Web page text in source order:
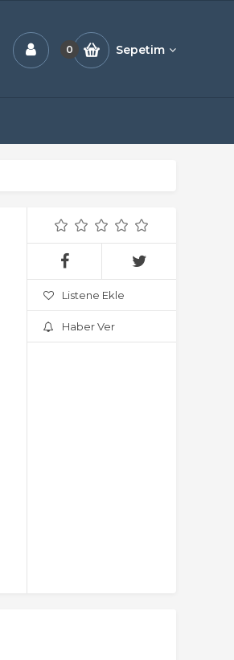
0 Sepetim
Listene Ekle
Haber Ver